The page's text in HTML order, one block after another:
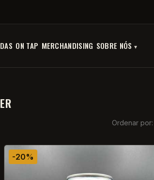
ON TAP MERCHANDISING SOBRE NÓS
Ordenar por:
-20%